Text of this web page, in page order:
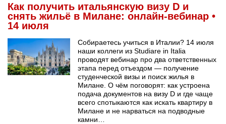
Как получить итальянскую визу D и
снять жильё в Милане: онлайн-вебинар •
14 июля
Собираетесь учиться в Италии? 14 июля
наши коллеги из Studiare in Italia
проводят вебинар про два ответственных
этапа перед отъездом — получение
студенческой визы и поиск жилья в
Милане. О чём поговорят: как устроена
подача документов на визу D и где чаще
всего спотыкаются как искать квартиру в
Милане и не нарваться на подводные
камни…